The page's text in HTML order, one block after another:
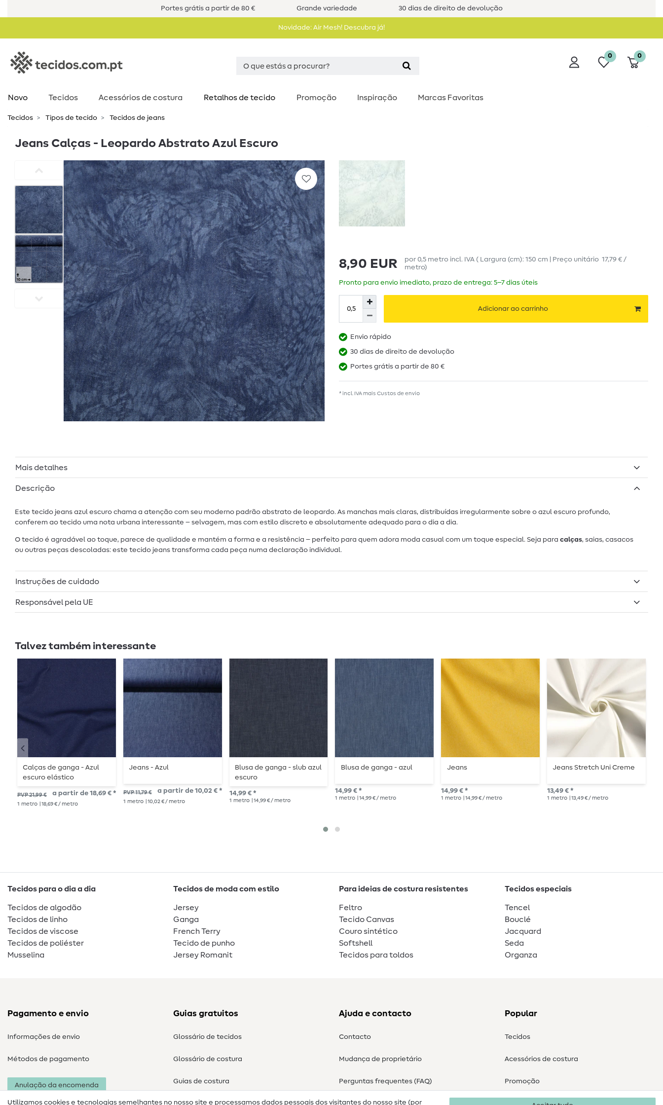
Portes grátis a partir de 80 € Grande variedade 30 dias de direito de devolução
Novidade: Air Mesh! Descubra já!
0 0
Novo Tecidos Acessórios de costura​ Retalhos de tecido Promoção Inspiração Marcas Favoritas
Tecidos Tipos de tecido Tecidos de jeans
Jeans Calças - Leopardo Abstrato Azul Escuro
8,90 EUR por 0,5 metro incl. IVA ( Largura (cm): 150 cm | Preço unitário 17,79 € /
metro)
Pronto para envio imediato, prazo de entrega: 5–7 dias úteis
Adicionar ao carrinho
Envio rápido
30 dias de direito de devolução
Portes grátis a partir de 80 €
* incl. IVA mais Custos de envio
Mais detalhes
Descrição
Este tecido jeans azul escuro chama a atenção com seu moderno padrão abstrato de leopardo. As manchas mais claras, distribuídas irregularmente sobre o azul escuro profundo,
conferem ao tecido uma nota urbana interessante – selvagem, mas com estilo discreto e absolutamente adequado para o dia a dia.
O tecido é agradável ao toque, parece de qualidade e mantém a forma e a resistência – perfeito para quem adora moda casual com um toque especial. Seja para calças, saias, casacos
ou outras peças descoladas: este tecido jeans transforma cada peça numa declaração individual.
Instruções de cuidado
Responsável pela UE
Talvez também interessante
Calças de ganga - Azul
escuro elástico
PVP 21,99 € a partir de 18,69 € *
1 metro | 18,69 € / metro
Jeans - Azul
PVP 11,79 € a partir de 10,02 € *
1 metro | 10,02 € / metro
Blusa de ganga - slub azul
escuro
14,99 € *
1 metro | 14,99 € / metro
Blusa de ganga - azul
14,99 € *
1 metro | 14,99 € / metro
Jeans
14,99 € *
1 metro | 14,99 € / metro
Jeans Stretch Uni Creme
13,49 € *
1 metro | 13,49 € / metro
Tecidos para o dia a dia
Tecidos de algodão
Tecidos de linho
Tecidos de viscose
Tecidos de poliéster
Musselina
Tecidos de moda com estilo
Jersey
Ganga
French Terry
Tecido de punho
Jersey Romanit
Para ideias de costura resistentes
Feltro
Tecido Canvas
Couro sintético
Softshell
Tecidos para toldos
Tecidos especiais
Tencel
Bouclé
Jacquard
Seda
Organza
Pagamento e envio
Informações de envio
Métodos de pagamento
Anulação da encomenda
Guias gratuitos
Glossário de tecidos
Glossário de costura
Guias de costura
Ajuda e contacto
Contacto
Mudança de proprietário
Perguntas frequentes (FAQ)
Popular
Tecidos
Acessórios de costura
Promoção
Utilizamos cookies e tecnologias semelhantes no nosso site e processamos dados pessoais dos visitantes do nosso site (por